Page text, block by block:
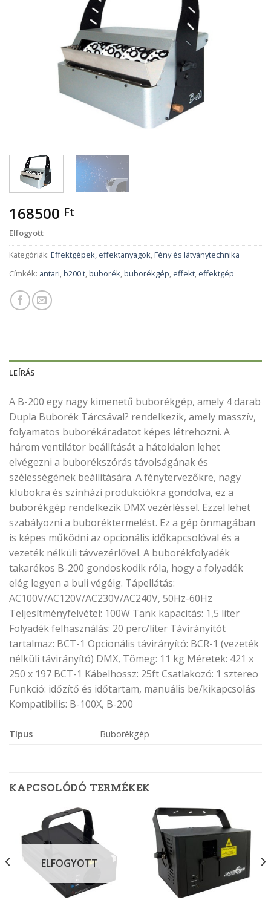
168500 Ft
Elfogyott
Kategóriák: Effektgépek, effektanyagok,Fény és látványtechnika
Címkék: antari,b200 t,buborék,buborékgép, effekt, effektgép
LEÍRÁS
A B-200 egy nagy kimenetű buborékgép, amely 4 darab
Dupla Buborék Tárcsával? rendelkezik, amely masszív,
folyamatos buborékáradatot képes létrehozni. A
három ventilátor beállítását a hátoldalon lehet
elvégezni a buborékszórás távolságának és
szélességének beállítására. A fénytervezőkre, nagy
klubokra és színházi produkciókra gondolva, ez a
buborékgép rendelkezik DMX vezérléssel. Ezzel lehet
szabályozni a buboréktermelést. Ez a gép önmagában
is képes működni az opcionális időkapcsolóval és a
vezeték nélküli távvezérlővel. A buborékfolyadék
takarékos B-200 gondoskodik róla, hogy a folyadék
elég legyen a buli végéig. Tápellátás:
AC100V/AC120V/AC230V/AC240V, 50Hz-60Hz
Teljesítményfelvétel: 100W Tank kapacitás: 1,5 liter
Folyadék felhasználás: 20 perc/liter Távirányítót
tartalmaz: BCT-1 Opcionális távirányító: BCR-1 (vezeték
nélküli távirányító) DMX, Tömeg: 11 kg Méretek: 421 x
250 x 197 BCT-1 Kábelhossz: 25ft Csatlakozó: 1 sztereo
Funkció: időzítő és időtartam, manuális be/kikapcsolás
Kompatibilis: B-100X, B-200
Típus Buborékgép
KAPCSOLÓDÓ TERMÉKEK
ELFOGYOTT